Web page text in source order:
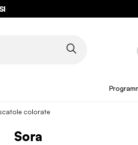
colorate
Sora